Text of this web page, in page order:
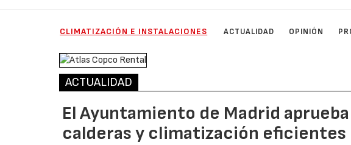
CLIMATIZACIÓN E INSTALACIONES ACTUALIDAD OPINIÓN
ACTUALIDAD
El Ayuntamiento de Madrid
calderas y climatización eficientes